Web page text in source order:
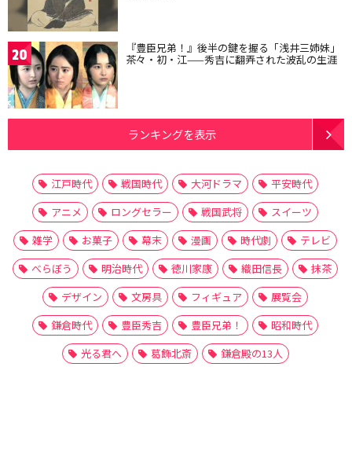
20 『豊臣兄弟！』後半の鍵を握る「浅井三姉妹」
茶々・初・江——秀吉に翻弄された波乱の生涯
ランキングを表示
江戸時代 戦国時代 大河ドラマ
平安時代
アニメ
ロングセラー 戦国武将
スイーツ
雑学
お菓子 幕末 漫画 時代劇
テレビ
べらぼう
明治時代 徳川家康 織田信長
抹茶
デザイン
文房具 フィギュア
展覧会
鎌倉時代
豊臣秀吉 豊臣兄弟！
昭和時代
光る君へ
葛飾北斎 鎌倉殿の13人